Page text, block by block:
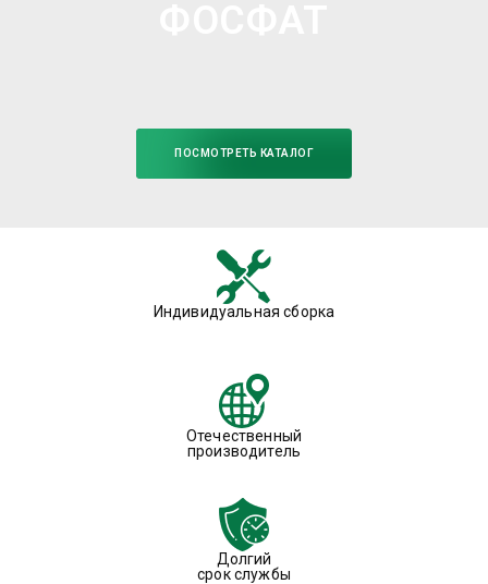
ПОСМОТРЕТЬ КАТАЛОГ
Индивидуальная сборка
Отечественный
производитель
Долгий
срок службы